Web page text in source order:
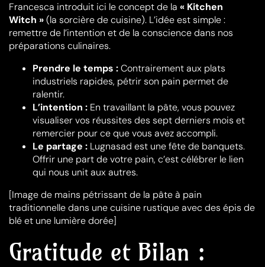
Francesca introduit ici le concept de la « Kitchen
Witch »(la sorcière de cuisine). L’idée est simple :
remettre de l’intention et de la conscience dans nos
préparations culinaires.
Prendre le temps :Contrairement aux plats
industriels rapides, pétrir son pain permet de
ralentir.
L’intention : En travaillant la pâte, vous pouvez
visualiser vos réussites des sept derniers mois et
remercier pour ce que vous avez accompli.
Le partage : Lugnasad est une fête de banquets.
Offrir une part de votre pain, c’est célébrer le lien
qui nous unit aux autres.
[Image de mains pétrissant de la pâte à pain
traditionnelle dans une cuisine rustique avec des épis de
blé et une lumière dorée]
Gratitude et Bilan :